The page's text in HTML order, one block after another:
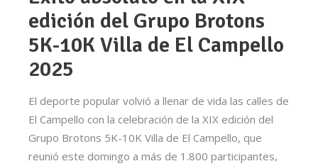
edición del Grupo Brotons
5K-10K Villa de El Campello
2025
El deporte popular volvió a llenar de vida las calles de
El Campello con la celebración de la XIX edición del
Grupo Brotons 5K-10K Villa de El Campello, que
reunió este domingo a más de 1.800 participantes,